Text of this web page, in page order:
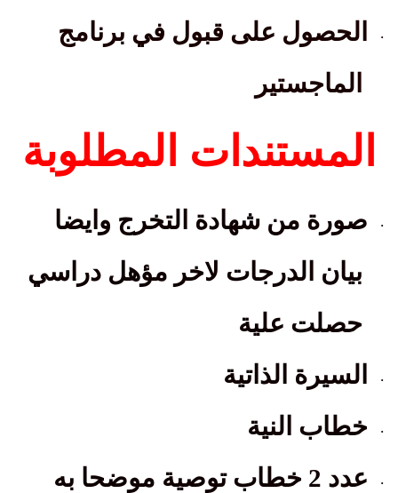
·
الحصول على قبول في برنامج
الماجستير
المستندات المطلوبة
·
صورة من شهادة التخرج وايضا
بيان الدرجات لاخر مؤهل دراسي
حصلت علية
· السيرة الذاتية
· خطاب النية
·
عدد 2 خطاب توصية موضحا به